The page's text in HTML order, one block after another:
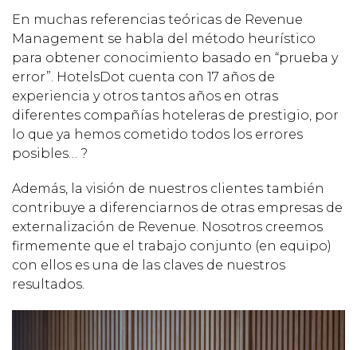
En muchas referencias teóricas de Revenue
Management se habla del método heurístico
para obtener conocimiento basado en “prueba y
error”. HotelsDot cuenta con 17 años de
experiencia y otros tantos años en otras
diferentes compañías hoteleras de prestigio, por
lo que ya hemos cometido todos los errores
posibles… ?
Además, la visión de nuestros clientes también
contribuye a diferenciarnos de otras empresas de
externalización de Revenue. Nosotros creemos
firmemente que el trabajo conjunto (en equipo)
con ellos es una de las claves de nuestros
resultados.